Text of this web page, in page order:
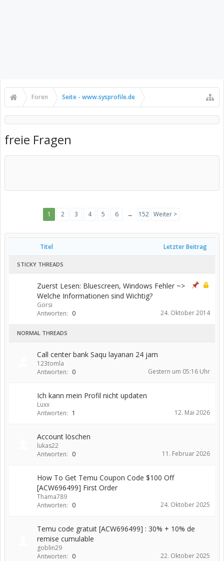
Foren Seite - www.sysprofile.de
freie Fragen
1 2 3 4 5 6 → 152 Weiter >
Titel Letzter Beitrag
STICKY THREADS
Zuerst Lesen: Bluescreen, Windows Fehler ~>
Welche Informationen sind Wichtig?
Gorsi
Antworten: 0 24. Oktober 2014
NORMAL THREADS
Call center bank Saqu layanan 24 jam
123tomla
Antworten: 0 Gestern um 05:16 Uhr
Ich kann mein Profil nicht updaten
Luxx
Antworten: 1 12. Mai 2026
Account löschen
lukas22
Antworten: 0 11. Februar 2026
How To Get Temu Coupon Code $100 Off
[ACW696499] First Order
Thama789
Antworten: 0 24. Oktober 2025
Temu code gratuit [ACW696499] : 30% + 10% de
remise cumulable
goblin29
Antworten: 0 22. Oktober 2025